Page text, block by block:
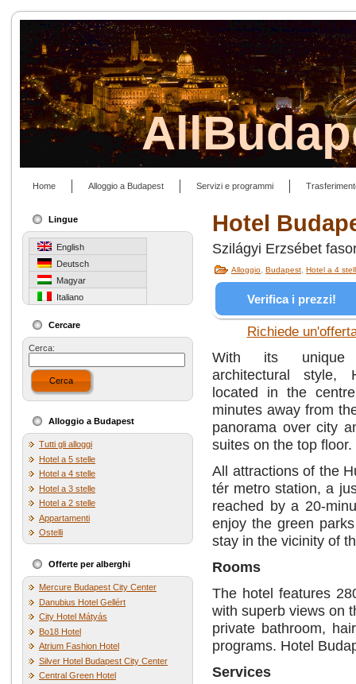
Home Alloggio a Budapest Servizi e programmi
Lingue
English
Deutsch
Magyar
Italiano
Cercare
Cerca:
Cerca
Alloggio a Budapest
Tutti gli alloggi
Hotel a 5 stelle
Hotel a 4 stelle
Hotel a 3 stelle
Hotel a 2 stelle
Appartamenti
Ostelli
Offerte per alberghi
Mercure Budapest City Center
Danubius Hotel Gellért
City Hotel Mátyás
Bo18 Hotel
Atrium Fashion Hotel
Silver Hotel Budapest City Center
Central Green Hotel
Hotel
Szilágyi Erzsébet
Alloggio Budapest Hotel a 4
Verifica i prezzi!
Richiede
With its unique
architectural style,
located in the
minutes away from
panorama over city
suites on the top floor.
All attractions of the
tér metro station, a
reached by a 20-
enjoy the green
stay in the vicinity of
Rooms
The hotel features
with superb views on
private bathroom,
programs. Hotel
Services